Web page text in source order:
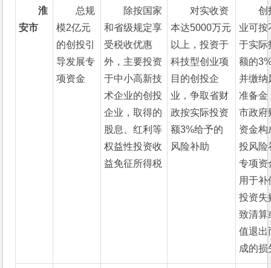
淮
安市
总规
模2亿元
的创投引
导发展专
项资金
除按国家
和省级规定享
受税收优惠
外，主要投资
于中小高新技
术企业的创投
企业，取得的
股息、红利等
权益性投资收
益免征所得税
对实收资
本达5000万元
以上，投资于
科技型创业项
目的创投企
业，争取省财
政按实际投资
额3%给予的
风险补助
创
业可按
于实际
额的
并缴纳
准备金
市政府
资金构
投风险
专项资
用于补
投资失
致清算
值退出
成的损